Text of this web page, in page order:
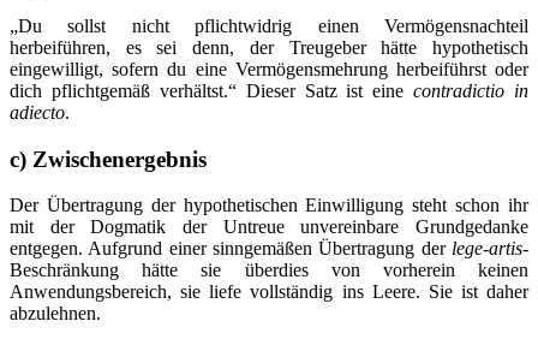
„Du sollst nicht pflichtwidrig einen Vermögensnachteil
herbeiführen, es sei denn, der Treugeber hätte hypothetisch
eingewilligt, sofern du eine Vermögensmehrung herbeiführst oder
dich pflichtgemäß verhältst.“ Dieser Satz ist einecontradictio in
adiecto.
c) Zwischenergebnis
Der Übertragung der hypothetischen Einwilligung steht schon ihr
mit der Dogmatik der Untreue unvereinbare Grundgedanke
entgegen. Aufgrund einer sinngemäßen Übertragung der lege-artis-
Beschränkung hätte sie überdies von vorherein keinen
Anwendungsbereich, sie liefe vollständig ins Leere. Sie ist daher
abzulehnen.